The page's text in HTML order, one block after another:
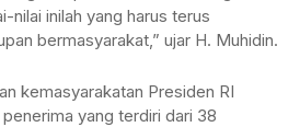
nilai inilah yang harus terus
bermasyarakat,” ujar H. Muhidin.
kemasyarakatan Presiden RI
yang terdiri dari 38